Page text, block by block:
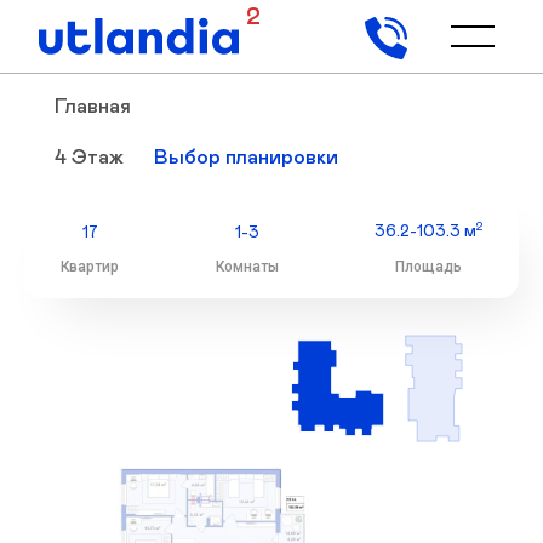
2
Главная
4 Этаж Выбор планировки
17
Квартир
1-3
Комнаты
36.2-103.3 м2
Площадь
4 Этаж
Выбор планировки
17
Квартир
1-3
Комнаты
36.2-103.3 м2
Площадь